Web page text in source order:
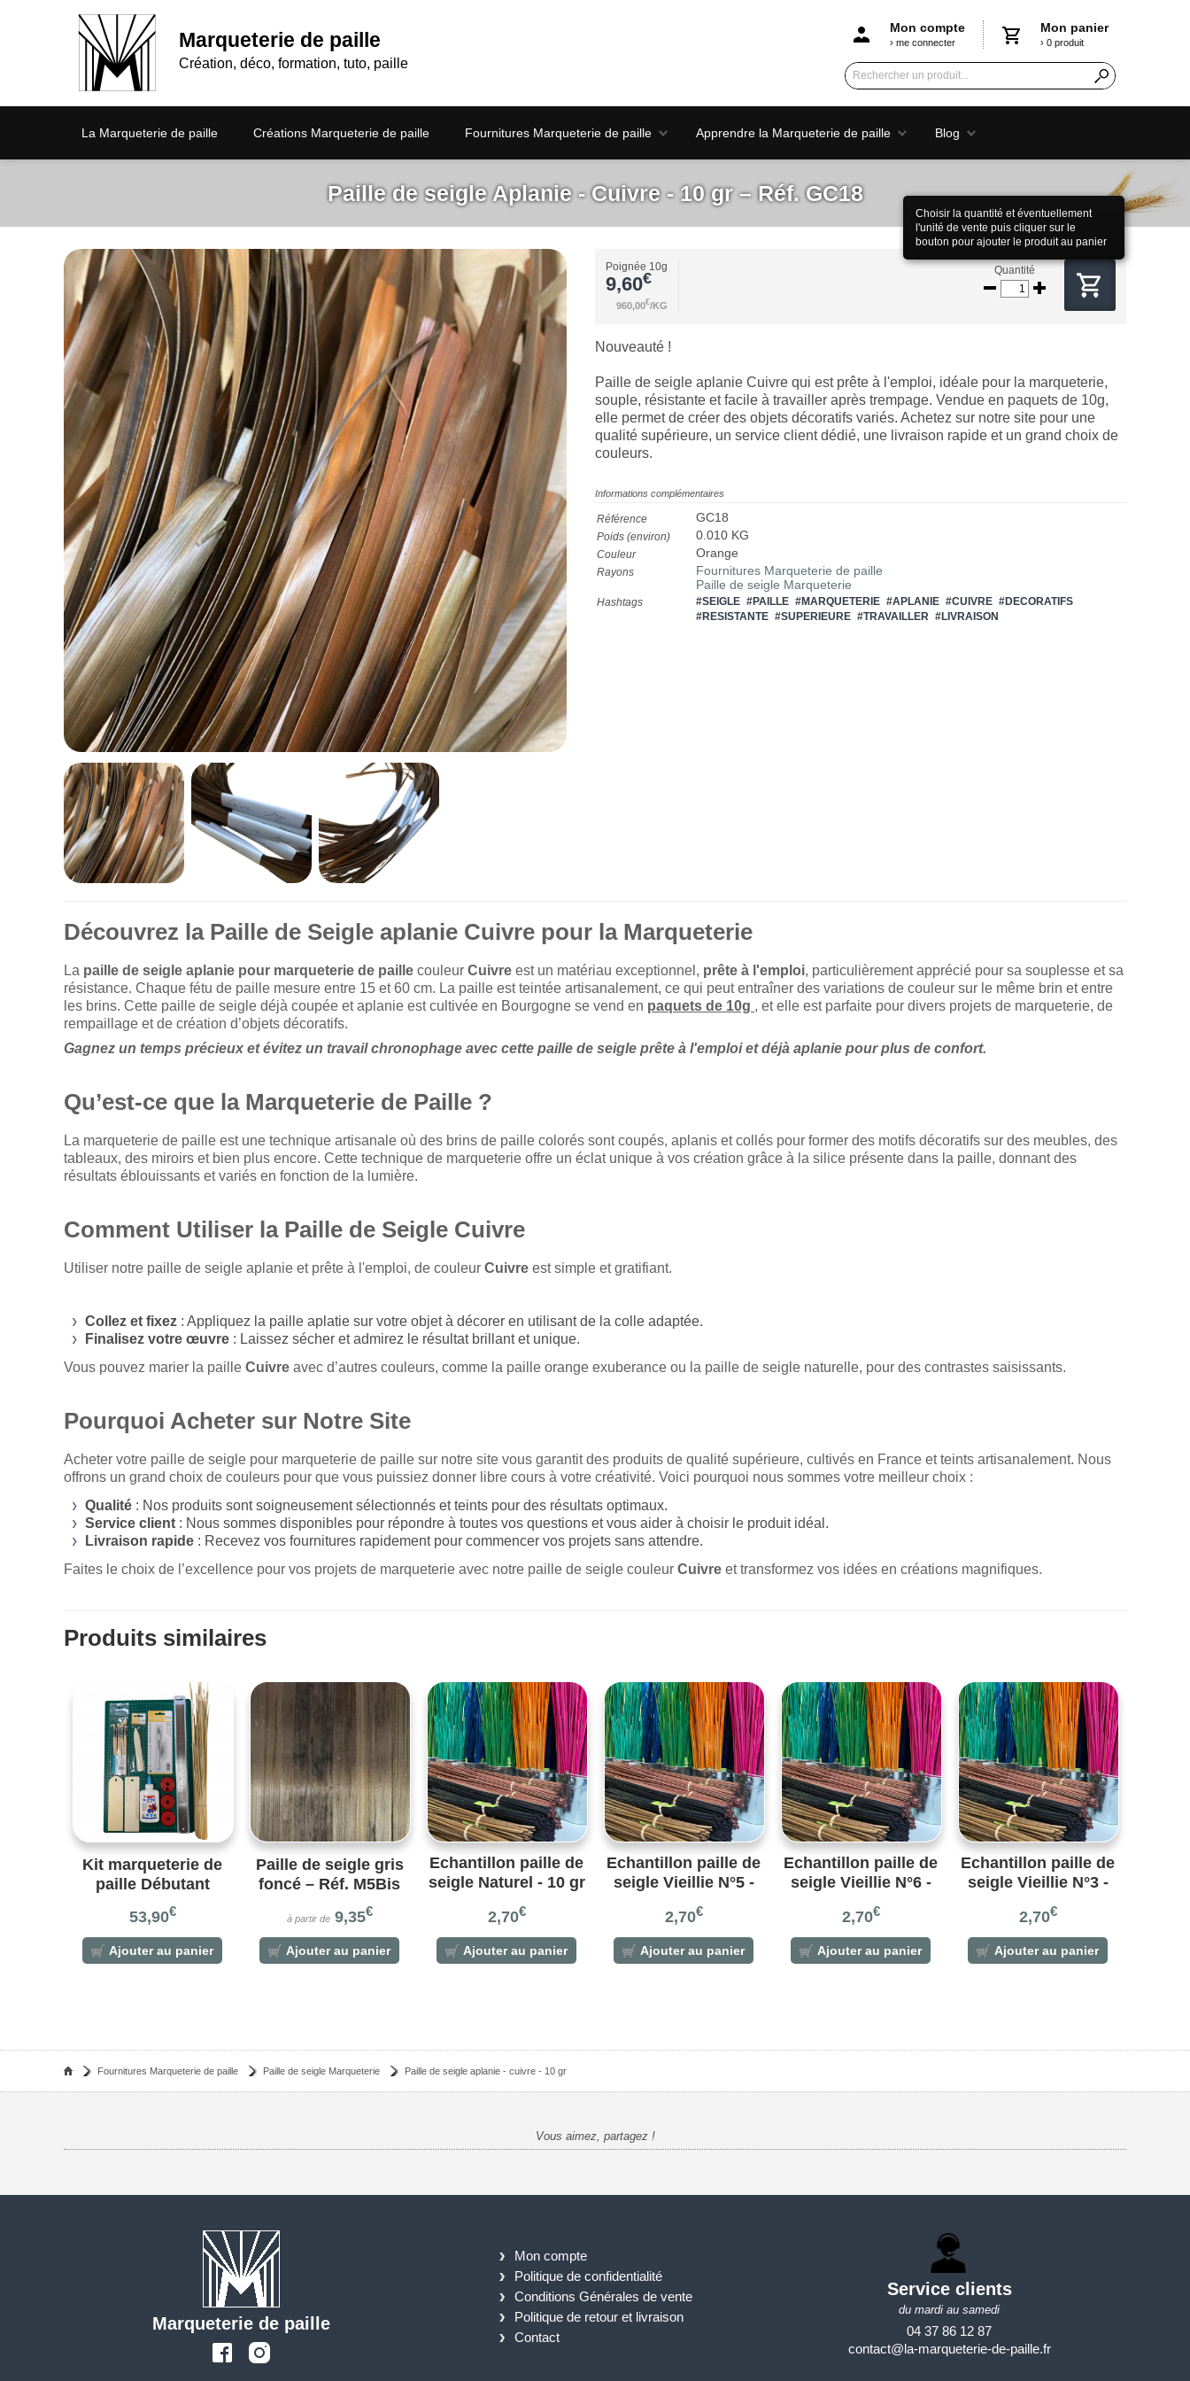
Marqueterie de paille
Création, déco, formation, tuto, paille
Mon compte
› me connecter
Mon panier
› 0 produit
La Marqueterie de paille Créations Marqueterie de paille Fournitures Marqueterie de paille Apprendre la Marqueterie de paille Blog
Paille de seigle Aplanie - Cuivre - 10 gr – Réf. GC18
Poignée 10g
9,60€
960,00€/KG
Quantité
Nouveauté !
Paille de seigle aplanie Cuivre qui est prête à l'emploi, idéale pour la marqueterie,
souple, résistante et facile à travailler après trempage. Vendue en paquets de 10g,
elle permet de créer des objets décoratifs variés. Achetez sur notre site pour une
qualité supérieure, un service client dédié, une livraison rapide et un grand choix de
couleurs.
Informations complémentaires
Référence GC18
Poids (environ) 0.010 KG
Couleur Orange
Rayons
Fournitures Marqueterie de paille
Paille de seigle Marqueterie
Hashtags #SEIGLE #PAILLE #MARQUETERIE #APLANIE #CUIVRE #DECORATIFS
#RESISTANTE #SUPERIEURE #TRAVAILLER #LIVRAISON
Découvrez la Paille de Seigle aplanie Cuivre pour la Marqueterie
La paille de seigle aplanie pour marqueterie de paille couleur Cuivre est un matériau exceptionnel, prête à l'emploi, particulièrement apprécié pour sa souplesse et sa
résistance. Chaque fétu de paille mesure entre 15 et 60 cm. La paille est teintée artisanalement, ce qui peut entraîner des variations de couleur sur le même brin et entre
les brins. Cette paille de seigle déjà coupée et aplanie est cultivée en Bourgogne se vend en paquets de 10g , et elle est parfaite pour divers projets de marqueterie, de
rempaillage et de création d’objets décoratifs.
Gagnez un temps précieux et évitez un travail chronophage avec cette paille de seigle prête à l'emploi et déjà aplanie pour plus de confort.
Qu’est-ce que la Marqueterie de Paille ?
La marqueterie de paille est une technique artisanale où des brins de paille colorés sont coupés, aplanis et collés pour former des motifs décoratifs sur des meubles, des
tableaux, des miroirs et bien plus encore. Cette technique de marqueterie offre un éclat unique à vos création grâce à la silice présente dans la paille, donnant des
résultats éblouissants et variés en fonction de la lumière.
Comment Utiliser la Paille de Seigle Cuivre
Utiliser notre paille de seigle aplanie et prête à l'emploi, de couleur Cuivre est simple et gratifiant.
Collez et fixez : Appliquez la paille aplatie sur votre objet à décorer en utilisant de la colle adaptée.
Finalisez votre œuvre : Laissez sécher et admirez le résultat brillant et unique.
Vous pouvez marier la paille Cuivre avec d’autres couleurs, comme la paille orange exuberance ou la paille de seigle naturelle, pour des contrastes saisissants.
Pourquoi Acheter sur Notre Site
Acheter votre paille de seigle pour marqueterie de paille sur notre site vous garantit des produits de qualité supérieure, cultivés en France et teints artisanalement. Nous
offrons un grand choix de couleurs pour que vous puissiez donner libre cours à votre créativité. Voici pourquoi nous sommes votre meilleur choix :
Qualité : Nos produits sont soigneusement sélectionnés et teints pour des résultats optimaux.
Service client : Nous sommes disponibles pour répondre à toutes vos questions et vous aider à choisir le produit idéal.
Livraison rapide : Recevez vos fournitures rapidement pour commencer vos projets sans attendre.
Faites le choix de l’excellence pour vos projets de marqueterie avec notre paille de seigle couleur Cuivre et transformez vos idées en créations magnifiques.
Produits similaires
Kit marqueterie de
paille Débutant
53,90€
Ajouter au panier
Paille de seigle gris
foncé – Réf. M5Bis
à partir de9,35€
Ajouter au panier
Echantillon paille de
seigle Naturel - 10 gr
– Réf. Naturel
2,70€
Ajouter au panier
Echantillon paille de
seigle Vieillie N°5 -
10 gr – Réf. Vieillie 5
2,70€
Ajouter au panier
Echantillon paille de
seigle Vieillie N°6 -
10 gr – Réf. Vieillie6
2,70€
Ajouter au panier
Echantillon paille de
seigle Vieillie N°3 -
10 gr – Réf. N°8
2,70€
Ajouter au panier
Fournitures Marqueterie de paille Paille de seigle Marqueterie Paille de seigle aplanie - cuivre - 10 gr
Vous aimez, partagez !
Marqueterie de paille
Mon compte
Politique de confidentialité
Conditions Générales de vente
Politique de retour et livraison
Contact
Service clients
du mardi au samedi
04 37 86 12 87
contact@la-marqueterie-de-paille.fr
Choisir la quantité et éventuellement
l'unité de vente puis cliquer sur le
bouton pour ajouter le produit au panier